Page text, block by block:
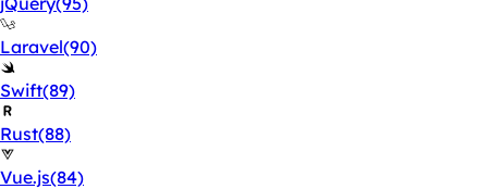
Laravel(90)
Swift(89)
Rust(88)
Vue.js(84)